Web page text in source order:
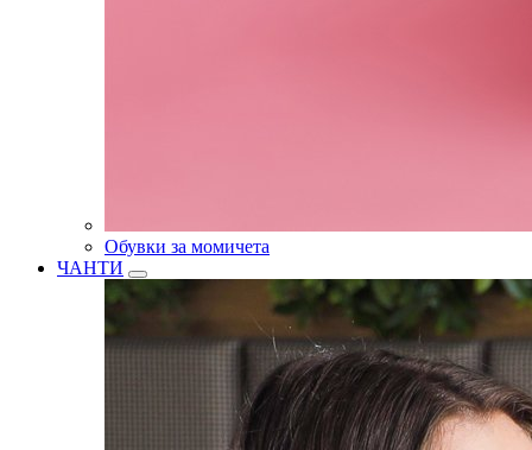
Обувки за момичета
ЧАНТИ